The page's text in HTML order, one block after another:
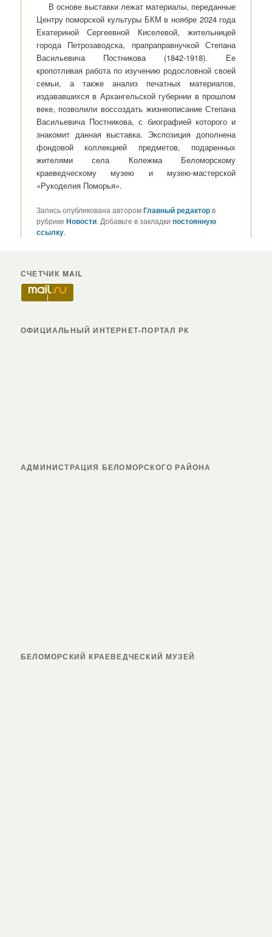
В основе выставки лежат материалы, переданные
Центру поморской культуры БКМ в ноябре 2024 года
Екатериной Сергеевной Киселевой, жительницей
города Петрозаводска, прапраправнучкой Степана
Васильевича Постникова (1842-1918). Ее
кропотливая работа по изучению родословной своей
семьи, а также анализ печатных материалов,
издававшихся в Архангельской губернии в прошлом
веке, позволили воссоздать жизнеописание Степана
Васильевича Постникова, с биографией которого и
знакомит данная выставка. Экспозиция дополнена
фондовой коллекцией предметов, подаренных
жителями села Колежма Беломорскому
краеведческому музею и музею-мастерской
«Рукоделия Поморья».
Запись опубликована авторомГлавный редакторв
рубрике Новости. Добавьте в закладки постоянную
ссылку.
СЧЕТЧИК MAIL
ОФИЦИАЛЬНЫЙ ИНТЕРНЕТ-ПОРТАЛ РК
АДМИНИСТРАЦИЯ БЕЛОМОРСКОГО РАЙОНА
БЕЛОМОРСКИЙ КРАЕВЕДЧЕСКИЙ МУЗЕЙ